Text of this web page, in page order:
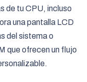
de tu CPU, incluso
una pantalla LCD
del sistema o
que ofrecen un flujo